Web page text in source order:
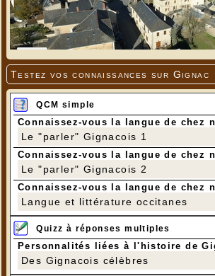
Testez vos connaissances sur Gignac
QCM simple
Connaissez-vous la langue de chez
Le "parler" Gignacois 1
Connaissez-vous la langue de chez
Le "parler" Gignacois 2
Connaissez-vous la langue de chez
Langue et littérature occitanes
Quizz à réponses multiples
Personnalités liées à l'histoire de
Des Gignacois célèbres